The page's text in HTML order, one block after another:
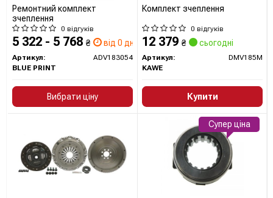
Ремонтний комплект
зчеплення
0 відгуків
5 322 - 5 768 ₴ від 0 дн.
Артикул:
ADV183054
BLUE PRINT
Вибрати ціну
Комплект зчеплення
0 відгуків
12 379 ₴ сьогодні
Артикул:
DMV185M
KAWE
Купити
Супер ціна